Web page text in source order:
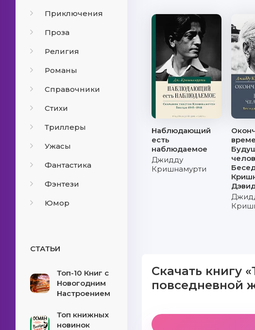
Приключения
Проза
Религия
Романы
Справочники
Стихи
Триллеры
Ужасы
Фантастика
Фэнтези
Юмор
СТАТЬИ
Топ-10 Книг с
Новогодним
Настроением
Топ книжных
новинок
Наблюдающий
есть
наблюдаемое
Джидду
Кришнамурти
Скачать книгу
повседневной